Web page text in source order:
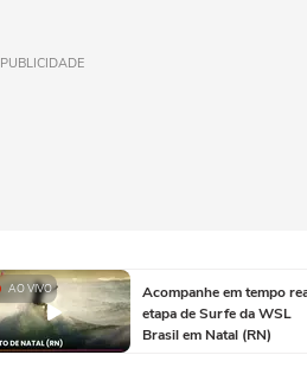
PUBLICIDADE
AO VIVO
Acompanhe em tempo
etapa de Surfe da WSL
Brasil em Natal (RN)